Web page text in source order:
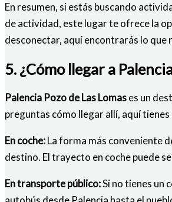
En resumen, si estás buscando
de actividad, este lugar te ofrece la
desconectar, aquí encontrarás lo que
5. ¿Cómo llegar a
Palencia Pozo de Las Lomases un
preguntas cómo llegar allí, aquí
En coche:La forma más conveniente
destino. El trayecto en coche puede
En transporte público:Si no tienes un